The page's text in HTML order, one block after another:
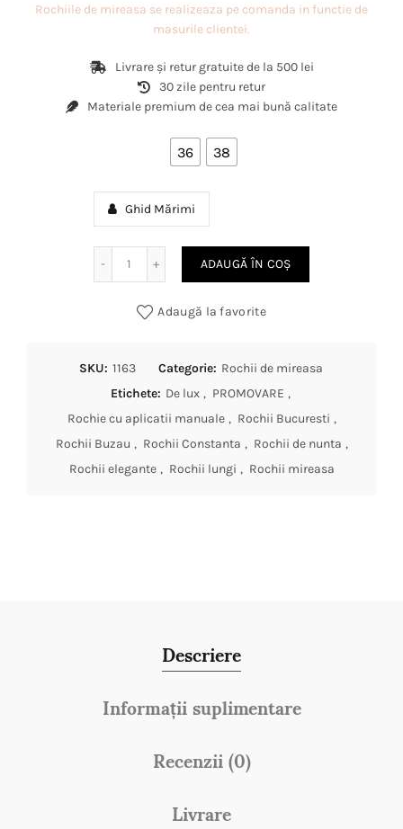
Rochiile de mireasa se realizeaza pe comanda in functie de
masurile clientei.
Livrare și retur gratuite de la 500 lei
30 zile pentru retur
Materiale premium de cea mai bună calitate
36 38
Ghid Mărimi
Cantitate Rochie Lunga, Tip Sirena, Din Dantela
ADAUGĂ ÎN COȘ
Adaugă la favorite
SKU: 1163 Categorie: Rochii de mireasa
Etichete: De lux , PROMOVARE ,
Rochie cu aplicatii manuale , Rochii Bucuresti ,
Rochii Buzau , Rochii Constanta , Rochii de nunta ,
Rochii elegante , Rochii lungi , Rochii mireasa
Descriere
Informații suplimentare
Recenzii (0)
Livrare